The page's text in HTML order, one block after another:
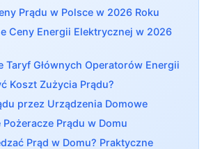
Prądu w Polsce w 2026 Roku
Ceny Energii Elektrycznej w 2026
Taryf Głównych Operatorów Energii
Koszt Zużycia Prądu?
przez Urządzenia Domowe
Pożeracze Prądu w Domu
Prąd w Domu? Praktyczne